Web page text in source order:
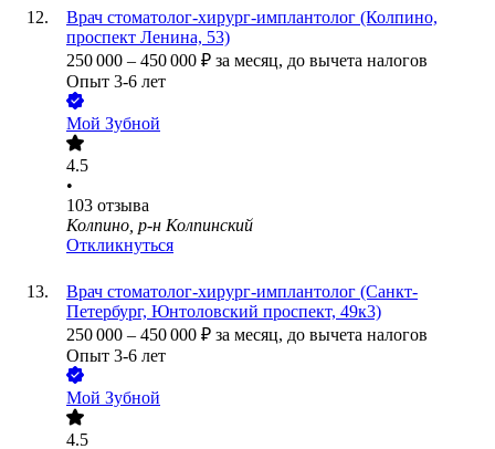
Врач стоматолог-хирург-имплантолог (Колпино,
проспект Ленина, 53)
250 000 – 450 000 ₽ за месяц, до вычета налогов
Опыт 3-6 лет
Мой Зубной
4.5
•
103 отзыва
Колпино, р-н Колпинский
Откликнуться
Врач стоматолог-хирург-имплантолог (Санкт-
Петербург, Юнтоловский проспект, 49к3)
250 000 – 450 000 ₽ за месяц, до вычета налогов
Опыт 3-6 лет
Мой Зубной
4.5